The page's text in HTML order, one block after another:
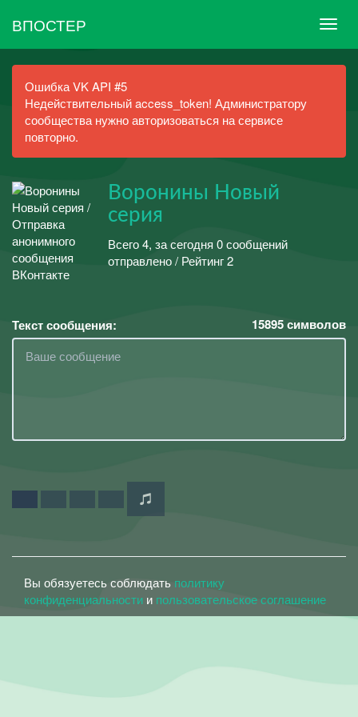
ВПОСТЕР
Ошибка VK API #5
Недействительный access_token! Администратору
сообщества нужно авторизоваться на сервисе
повторно.
Воронины Новый
серия
Всего 4, за сегодня 0 сообщений
отправлено / Рейтинг 2
Текст сообщения: 15895символов
Вы обязуетесь соблюдать политику
конфиденциальности и пользовательское соглашение